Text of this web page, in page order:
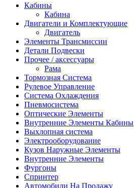
Кабины
Кабина
Двигатели и Комплектующие
Двигатель
Элементы Трансмиссии
Детали Подвески
Прочее / аксессуары
Рама
Тормозная Система
Рулевое Управление
Система Охлаждения
Пневмосистема
Оптические Элементы
Внутренние Элементы Кабины
Выхлопная система
Электрооборудование
Кузов Наружные Элементы
Внутренние Элементы
Фургоны
Спринтер
Автомобили На Продажу